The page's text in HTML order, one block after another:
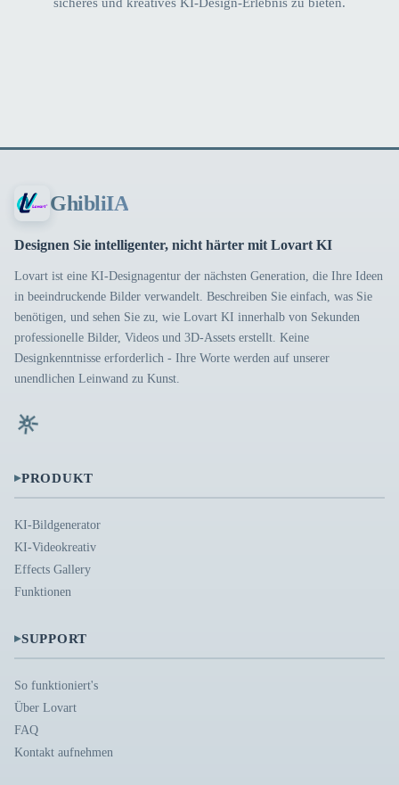
GhibliIA
Designen Sie intelligenter, nicht härter mit Lovart KI
Lovart ist eine KI-Designagentur der nächsten Generation, die Ihre Ideen
in beeindruckende Bilder verwandelt. Beschreiben Sie einfach, was Sie
benötigen, und sehen Sie zu, wie Lovart KI innerhalb von Sekunden
professionelle Bilder, Videos und 3D-Assets erstellt. Keine
Designkenntnisse erforderlich - Ihre Worte werden auf unserer
unendlichen Leinwand zu Kunst.
▸PRODUKT
KI-Bildgenerator
KI-Videokreativ
Effects Gallery
Funktionen
▸SUPPORT
So funktioniert's
Über Lovart
FAQ
Kontakt aufnehmen